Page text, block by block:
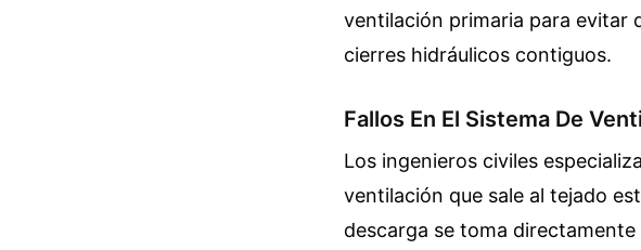
ventilación primaria para evitar
cierres hidráulicos contiguos.
Fallos En El Sistema De
Los ingenieros civiles
ventilación que sale al tejado
descarga se toma